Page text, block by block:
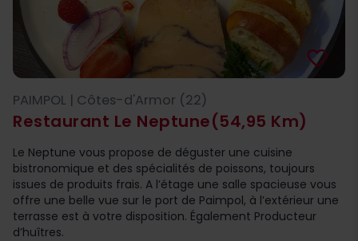
Restaurant Le Neptune(54,95 Km)
favorite_border
PAIMPOL | Côtes-d'Armor (22)
Le Neptune vous propose de déguster une cuisine
bistronomique et des spécialités de poissons, toujours
issues de produits frais. A l’étage une salle spacieuse vous
offre une belle vue sur le port de Paimpol, à l’extérieur une
terrasse est à votre disposition. Également Producteur
d’huîtres.